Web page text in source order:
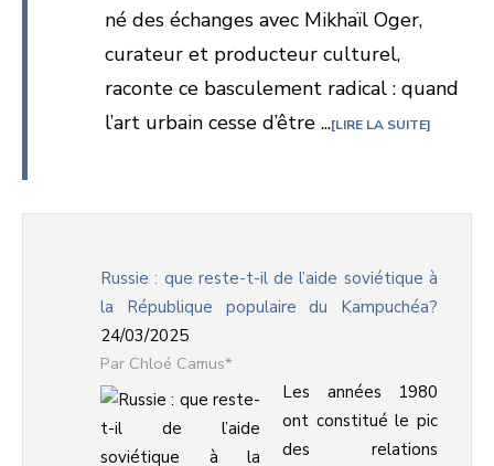
né des échanges avec Mikhaïl Oger,
curateur et producteur culturel,
raconte ce basculement radical : quand
l’art urbain cesse d’être ... LIRE LA SUITE
Russie : que reste-t-il de l’aide soviétique à
la République populaire du Kampuchéa?
24/03/2025
Chloé Camus*
Les années 1980
ont constitué le pic
des relations